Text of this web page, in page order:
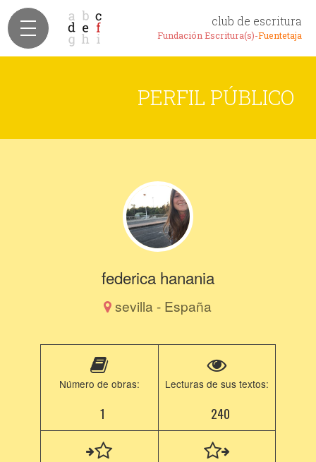
club de escritura
Fundación Escritura(s)-Fuentetaja
PERFIL PÚBLICO
federica hanania
sevilla - España
Número de obras:
1
Lecturas de sus textos:
240